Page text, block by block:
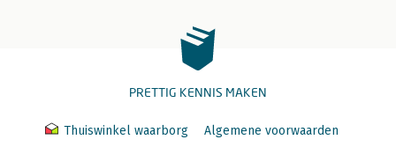
PRETTIG KENNIS MAKEN
Thuiswinkel waarborg
Algemene voorwaarden